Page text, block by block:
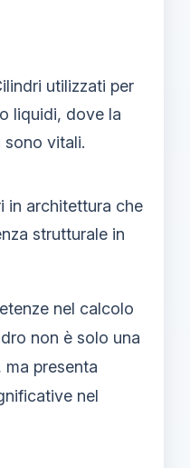
utilizzati per
liquidi, dove la
vitali.
in architettura che
strutturale in
nel calcolo
non è solo una
presenta
nel